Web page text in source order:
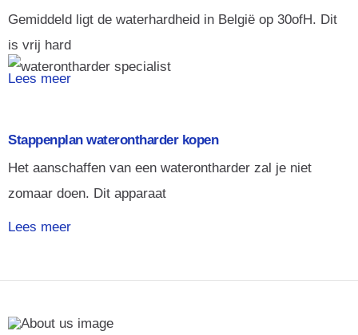
Gemiddeld ligt de waterhardheid in België op 30ofH. Dit
is vrij hard
Lees meer
Stappenplan waterontharder kopen
Het aanschaffen van een waterontharder zal je niet
zomaar doen. Dit apparaat
Lees meer